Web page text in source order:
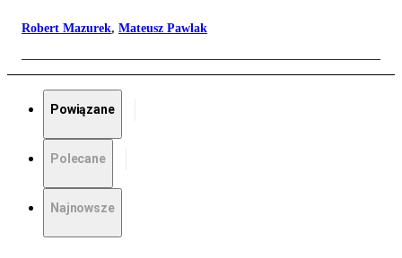
Robert Mazurek, Mateusz Pawlak
Powiązane
Polecane
Najnowsze